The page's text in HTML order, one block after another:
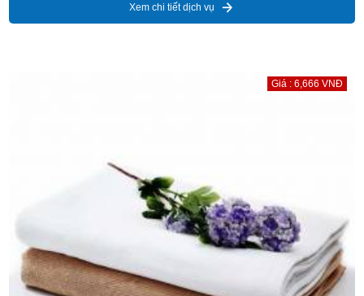
Xem chi tiết dịch vụ
Giá : 6,666 VNĐ